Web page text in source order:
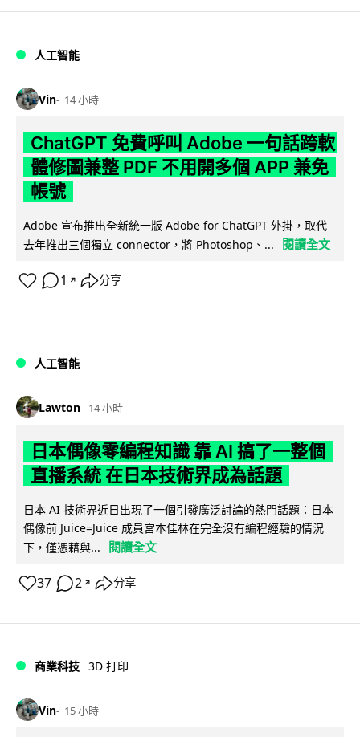
人工智能
Vin 14 小時
ChatGPT 免費呼叫 Adobe 一句話跨軟
體修圖兼整 PDF 不用開多個 APP 兼免
帳號
Adobe 宣布推出全新統一版 Adobe for ChatGPT 外掛，取代
去年推出三個獨立 connector，將 Photoshop、...
閱讀全文
1 ↗ 分享
人工智能
Lawton 14 小時
日本偶像零編程知識 靠 AI 搞了一整個
直播系統 在日本技術界成為話題
日本 AI 技術界近日出現了一個引發廣泛討論的熱門話題：日本
偶像前 Juice=Juice 成員宮本佳林在完全沒有編程經驗的情況
下，僅憑藉與...
閱讀全文
37 2 ↗ 分享
商業科技 3D 打印
Vin 15 小時